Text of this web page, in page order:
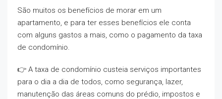
São muitos os benefícios de morar em um
apartamento, e para ter esses benefícios ele conta
com alguns gastos a mais, como o pagamento da taxa
de condomínio.
👉 A taxa de condomínio custeia serviços importantes
para o dia a dia de todos, como segurança, lazer,
manutenção das áreas comuns do prédio, impostos e